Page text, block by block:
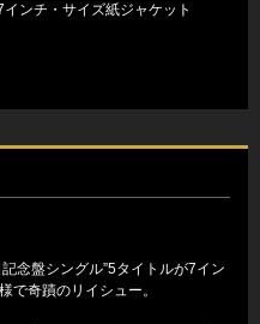
ンチ・サイズ紙ジャケット
念盤シングル”5タイトルが7イン
で奇蹟のリイシュー。